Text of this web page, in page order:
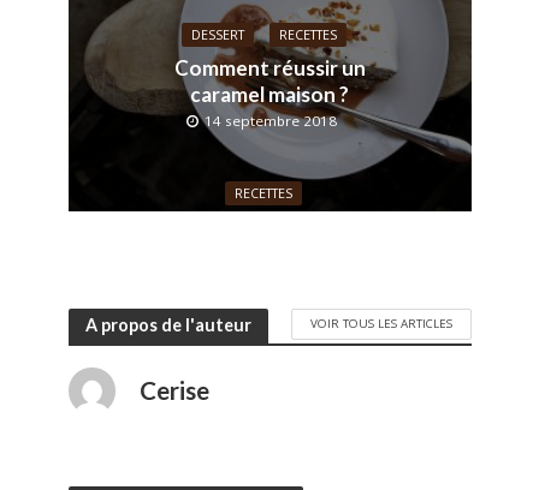
DESSERT RECETTES
Comment réussir un
caramel maison ?
14 septembre 2018
RECETTES
A propos de l'auteur VOIR TOUS LES ARTICLES
Cerise